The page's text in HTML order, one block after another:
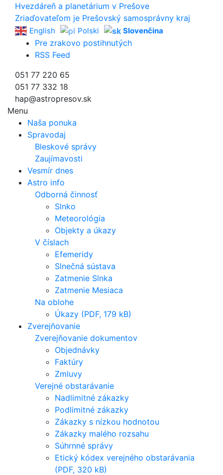
Hvezdáreň a planetárium v Prešove
Zriaďovateľom je Prešovský samosprávny kraj
English Polski Slovenčina
Pre zrakovo postihnutých
RSS Feed
051 77 220 65
051 77 332 18
hap@astropresov.sk
Menu
Naša ponuka
Spravodaj
Bleskové správy
Zaujímavosti
Vesmír dnes
Astro info
Odborná činnosť
Slnko
Meteorológia
Objekty a úkazy
V číslach
Efemeridy
Slnečná sústava
Zatmenie Slnka
Zatmenie Mesiaca
Na oblohe
Úkazy (PDF, 179 kB)
Zverejňovanie
Zverejňovanie dokumentov
Objednávky
Faktúry
Zmluvy
Verejné obstarávanie
Nadlimitné zákazky
Podlimitné zákazky
Zákazky s nízkou hodnotou
Zákazky malého rozsahu
Súhrnné správy
Etický kódex verejného obstarávania
(PDF, 320 kB)